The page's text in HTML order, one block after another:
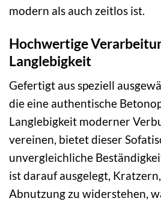
modern als auch zeitlos ist.
Hochwertige
Langlebigkeit
Gefertigt aus speziell
die eine authentische
Langlebigkeit moderner
vereinen, bietet dieser
unvergleichliche
ist darauf ausgelegt,
Abnutzung zu widerstehen,